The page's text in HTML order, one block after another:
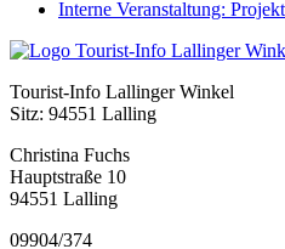
Interne Veranstaltung:
Tourist-Info Lallinger Winkel
Sitz: 94551 Lalling
Christina Fuchs
Hauptstraße 10
94551 Lalling
09904/374